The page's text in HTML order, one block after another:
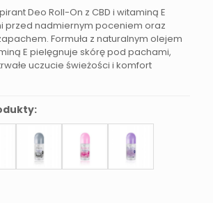
Deo Roll-On z CBD i witaminą E
przed nadmiernym poceniem oraz
Formuła z naturalnym olejem
E pielęgnuje skórę pod pachami,
uczucie świeżości i komfort